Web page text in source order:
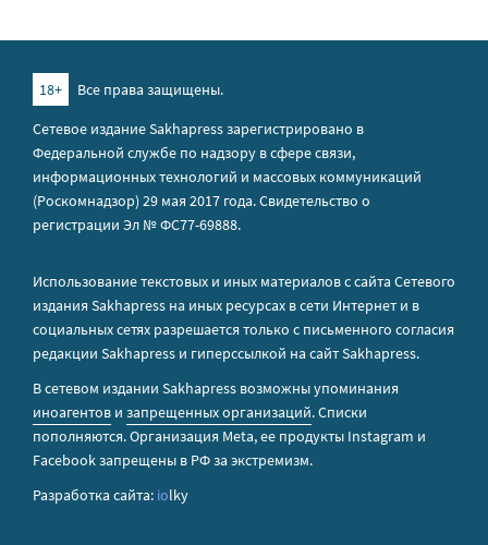
18+
Все права защищены.
Сетевое издание Sakhapress зарегистрировано в
Федеральной службе по надзору в сфере связи,
информационных технологий и массовых коммуникаций
(Роскомнадзор) 29 мая 2017 года. Свидетельство о
регистрации Эл № ФС77-69888.
Использование текстовых и иных материалов с сайта Сетевого
издания Sakhapress на иных ресурсах в сети Интернет и в
социальных сетях разрешается только с письменного согласия
редакции Sakhapress и гиперссылкой на сайт Sakhapress.
В сетевом издании Sakhapress возможны упоминания
иноагентов и запрещенных организаций. Списки
пополняются. Организация Metа, ее продукты Instagram и
Facebook запрещены в РФ за экстремизм.
Разработка сайта: iolky